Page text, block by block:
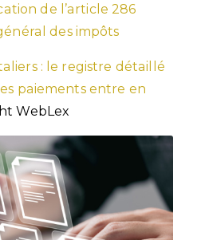
de l’article 286
des impôts
: le registre détaillé
paiements entre en
WebLex